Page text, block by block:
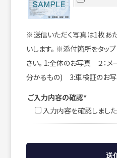
※送信いただく写真は1枚あ
いします。 ※添付箇所をタッ
さい。 1:全体のお写真 ２：
分かるもの) 3:車検証のお
ご入力内容の確認*
入力内容を確認しました